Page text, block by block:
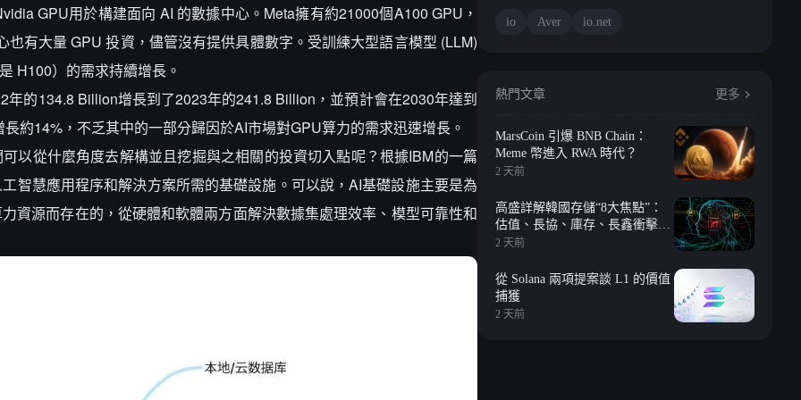
GPU用於構建面向 AI 的數據中心。Meta擁有約21000個A100 GPU，
有大量 GPU 投資，儘管沒有提供具體數字。受訓練大型語言模型 (LLM)
H100）的需求持續增長。
的134.8 Billion增長到了2023年的241.8 Billion，並預計會在2030年達到
約14%，不乏其中的一部分歸因於AI市場對GPU算力的需求迅速增長。
以從什麼角度去解構並且挖掘與之相關的投資切入點呢？根據IBM的一篇
智慧應用程序和解決方案所需的基礎設施。可以說，AI基礎設施主要是為
資源而存在的，從硬體和軟體兩方面解決數據集處理效率、模型可靠性和
io Aver io.net
熱門文章 更多
MarsCoin 引爆 BNB Chain：
Meme 幣進入 RWA 時代？
2 天前
高盛詳解韓國存儲“8大焦點”：
估值、長協、庫存、長鑫衝擊、
回購等
2 天前
從 Solana 兩項提案談 L1 的價值
捕獲
2 天前